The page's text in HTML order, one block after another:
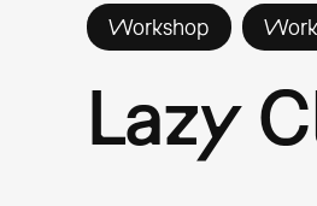
Workshop
Lazy